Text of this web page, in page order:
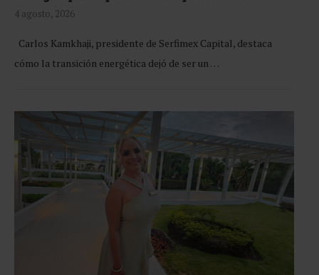
4 agosto, 2026
Carlos Kamkhaji, presidente de Serfimex Capital, destaca
cómo la transición energética dejó de ser un …